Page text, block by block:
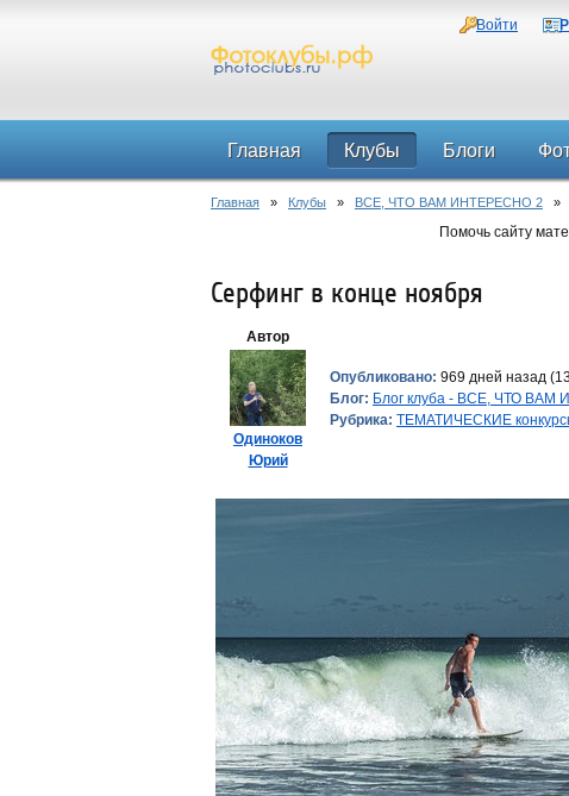
Войти
Главная Клубы Блоги
Главная » Клубы » ВСЕ, ЧТО ВАМ ИНТЕРЕСНО 2 »
Помочь сайту
Серфинг в конце ноября
Автор
Одиноков
Юрий
Опубликовано: 969 дней назад
Блог: Блог клуба - ВСЕ, ЧТО ВАМ
Рубрика: ТЕМАТИЧЕСКИЕ